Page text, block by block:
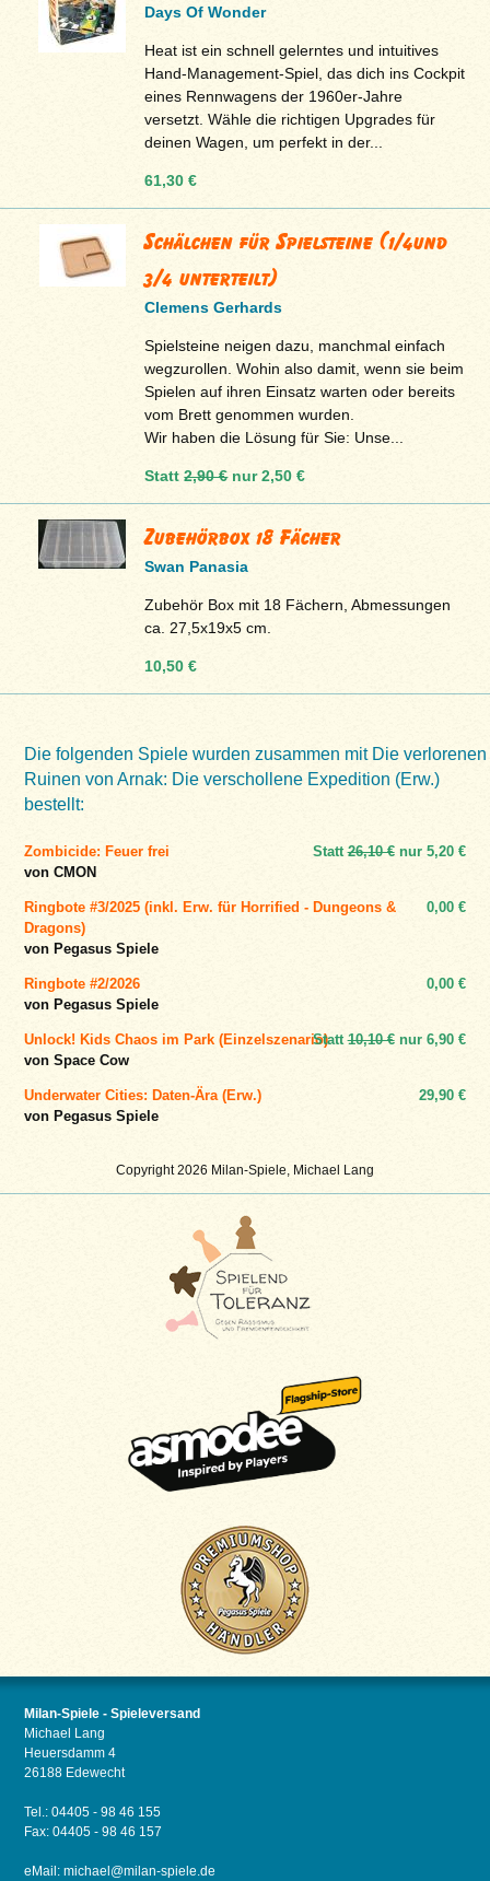
Copyright 2026 Milan-Spiele, Michael Lang
Days Of Wonder
Heat ist ein schnell gelerntes und intuitives
Hand-Management-Spiel, das dich ins Cockpit
eines Rennwagens der 1960er-Jahre
versetzt. Wähle die richtigen Upgrades für
deinen Wagen, um perfekt in der...
61,30 €
Schälchen für Spielsteine (1/4und
3/4 unterteilt)
Clemens Gerhards
Spielsteine neigen dazu, manchmal einfach
wegzurollen. Wohin also damit, wenn sie beim
Spielen auf ihren Einsatz warten oder bereits
vom Brett genommen wurden.
Wir haben die Lösung für Sie: Unse...
Statt2,90 €nur2,50 €
Zubehörbox 18 Fächer
Swan Panasia
Zubehör Box mit 18 Fächern, Abmessungen
ca. 27,5x19x5 cm.
10,50 €
Die folgenden Spiele wurden zusammen mit Die verlorenen
Ruinen von Arnak: Die verschollene Expedition (Erw.)
bestellt:
Zombicide: Feuer frei
von CMON
Statt26,10 €nur 5,20 €
Ringbote #3/2025 (inkl. Erw. für Horrified - Dungeons &
Dragons)
von Pegasus Spiele
0,00 €
Ringbote #2/2026
von Pegasus Spiele
0,00 €
Unlock! Kids Chaos im Park (Einzelszenario)
von Space Cow
Statt10,10 €nur 6,90 €
Underwater Cities: Daten-Ära (Erw.)
von Pegasus Spiele
29,90 €
Milan-Spiele - Spieleversand
Michael Lang
Heuersdamm 4
26188 Edewecht
Tel.: 04405 - 98 46 155
Fax: 04405 - 98 46 157
eMail:michael@milan-spiele.de